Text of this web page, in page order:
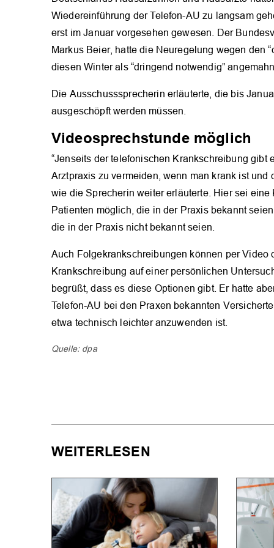
Wiedereinführung der Telefon-AU zu langsam
erst im Januar vorgesehen gewesen. Der
Markus Beier, hatte die Neuregelung wegen den
diesen Winter als “dringend notwendig”
Die Ausschusssprecherin erläuterte, die bis
ausgeschöpft werden müssen.
Videosprechstunde möglich
“Jenseits der telefonischen Krankschreibung
Arztpraxis zu vermeiden, wenn man krank ist
wie die Sprecherin weiter erläuterte. Hier sei
Patienten möglich, die in der Praxis bekannt
die in der Praxis nicht bekannt seien.
Auch Folgekrankschreibungen können per
Krankschreibung auf einer persönlichen
begrüßt, dass es diese Optionen gibt. Er hatte
Telefon-AU bei den Praxen bekannten
etwa technisch leichter anzuwenden ist.
Quelle: dpa
WEITERLESEN